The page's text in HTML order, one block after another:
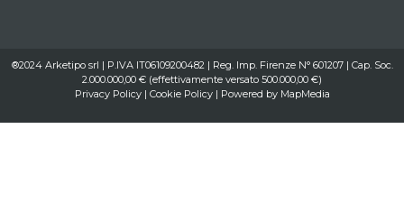
®2024 Arketipo srl | P.IVA IT06109200482 | Reg. Imp. Firenze N° 601207 | Cap. Soc.
2.000.000,00 € (effettivamente versato 500.000,00 €)
Privacy Policy| Cookie Policy| Powered by MapMedia